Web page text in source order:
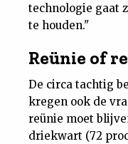
technologie gaat
te houden."
Reünie of
De circa tachtig
kregen ook de
reünie moet
driekwart (72